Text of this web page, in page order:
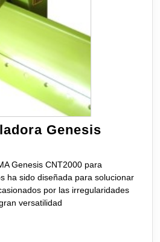
Genesis
Genesis CNT2000 para
ha sido diseñada para solucionar
por las irregularidades
versatilidad